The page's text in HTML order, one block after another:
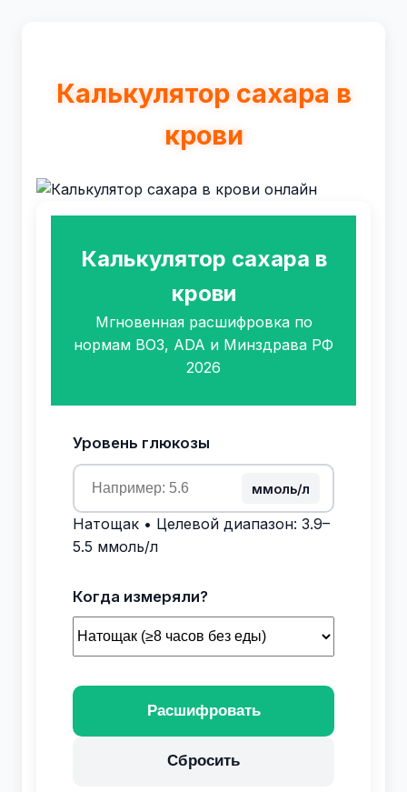
Калькулятор сахара в
крови
Калькулятор сахара в
крови
Мгновенная расшифровка по
нормам ВОЗ, ADA и Минздрава РФ
2026
Уровень глюкозы
ммоль/л
Натощак • Целевой диапазон: 3.9–
5.5 ммоль/л
Когда измеряли?
Расшифровать
Сбросить